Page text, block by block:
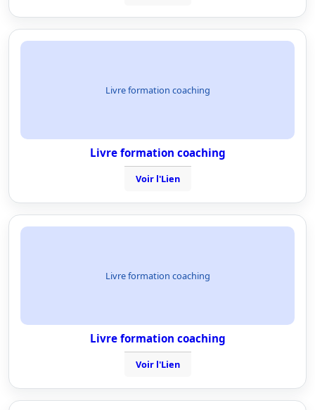
Livre formation coaching
Livre formation coaching
Voir l'Lien
Livre formation coaching
Livre formation coaching
Voir l'Lien